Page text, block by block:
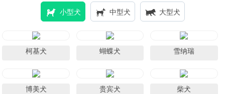
小型犬 中型犬 大型犬
柯基犬 蝴蝶犬 雪纳瑞
博美犬 贵宾犬 柴犬